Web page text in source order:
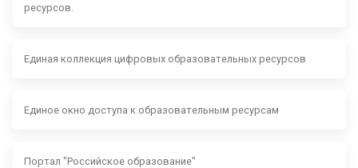
ресурсов.
Единая коллекция цифровых образовательных ресурсов
Единое окно доступа к образовательным ресурсам
Портал "Российское образование"